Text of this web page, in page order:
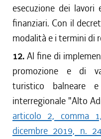
esecuzione dei lavori
finanziari. Con il
modalità e i termini di
12.Al fine di
promozione e di
turistico balneare
interregionale "Alto
articolo 2, comma
dicembre 2019, n.